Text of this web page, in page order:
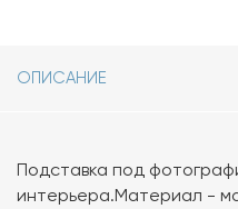
ОПИСАНИЕ
Подставка под
интерьера.Материал -